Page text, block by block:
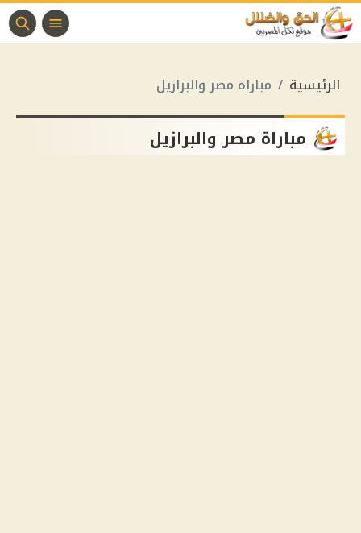
الرئيسية مباراة مصر والبرازيل
مباراة مصر والبرازيل